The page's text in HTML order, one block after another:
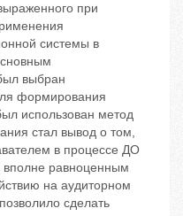
при
системы в
выбран
формирования
использован метод
стал вывод о том,
в процессе ДО
равноценным
на аудиторном
сделать